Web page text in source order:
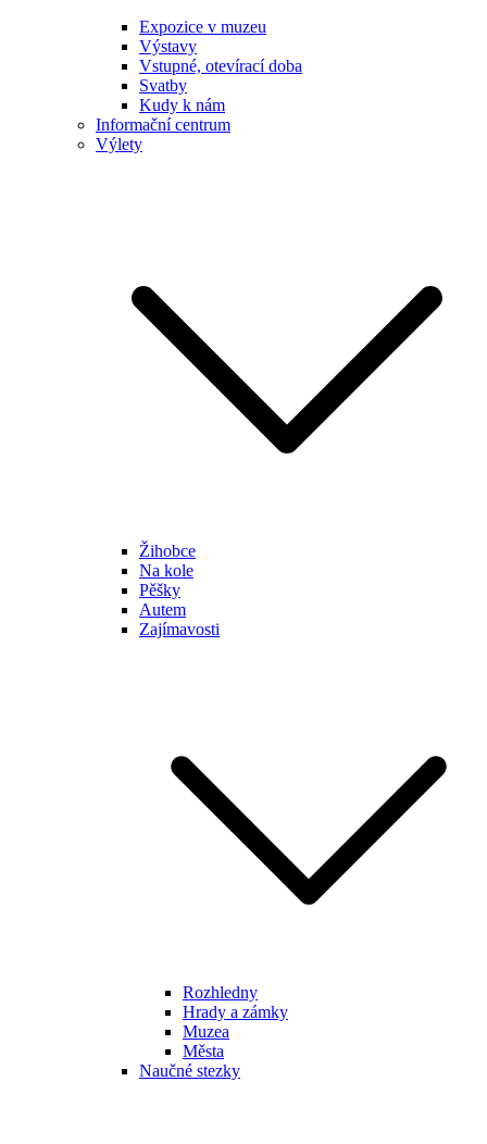
Expozice v muzeu
Výstavy
Vstupné, otevírací doba
Svatby
Kudy k nám
Informační centrum
Výlety
Žihobce
Na kole
Pěšky
Autem
Zajímavosti
Rozhledny
Hrady a zámky
Muzea
Města
Naučné stezky